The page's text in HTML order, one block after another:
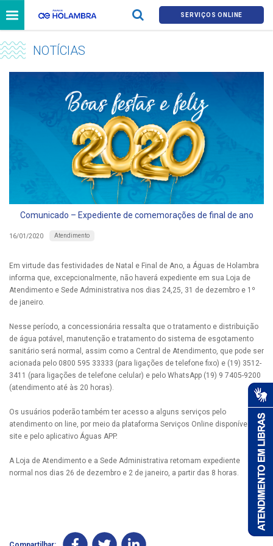
SERVIÇOS ONLINE
NOTÍCIAS
Comunicado – Expediente de comemorações de final de ano
16/01/2020 Atendimento
Em virtude das festividades de Natal e Final de Ano, a Águas de Holambra
informa que, excepcionalmente, não haverá expediente em sua Loja de
Atendimento e Sede Administrativa nos dias 24,25, 31 de dezembro e 1º
de janeiro.
Nesse período, a concessionária ressalta que o tratamento e distribuição
de água potável, manutenção e tratamento do sistema de esgotamento
sanitário será normal, assim como a Central de Atendimento, que pode ser
acionada pelo 0800 595 33333 (para ligações de telefone fixo) e (19) 3512-
3411 (para ligações de telefone celular) e pelo WhatsApp (19) 9 7405-9200
(atendimento até às 20 horas).
Os usuários poderão também ter acesso a alguns serviços pelo
atendimento on line, por meio da plataforma Serviços Online disponível no
site e pelo aplicativo Águas APP.
A Loja de Atendimento e a Sede Administrativa retomam expediente
normal nos dias 26 de dezembro e 2 de janeiro, a partir das 8 horas.